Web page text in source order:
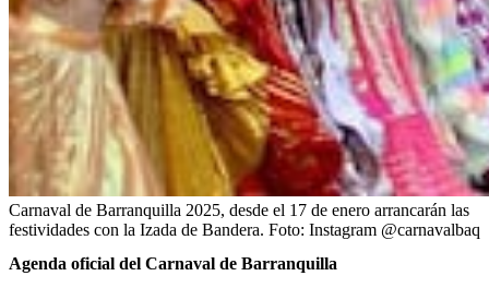
Carnaval de Barranquilla 2025, desde el 17 de enero arrancarán las
festividades con la Izada de Bandera. Foto: Instagram @carnavalbaq
Agenda oficial del Carnaval de Barranquilla